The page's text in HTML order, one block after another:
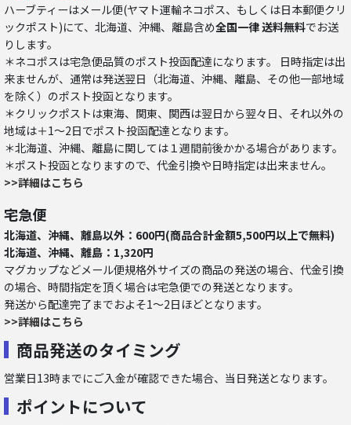
ハーブティーはメール便(ヤマト運輸ネコポス、もしくは日本郵便クリ
ックポスト)にて、北海道、沖縄、離島含め全国一律 送料無料でお送
りします。
＊ネコポスは宅急便品質のポスト投函配達になります。 日時指定は出
来ませんが、通常は発送翌日（北海道、沖縄、離島、その他一部地域
を除く）のポスト投函となります。
＊クリックポストは東海、関東、関西は翌日から翌々日、それ以外の
地域は＋1～2日でポスト投函配達となります。
＊北海道、沖縄、離島に関しては１週間前後かかる場合があります。
＊ポスト投函となりますので、代金引換や日時指定は出来ません。
>>詳細はこちら
宅急便
北海道、沖縄、離島以外：600円(商品合計金額5,500円以上で無料)
北海道、沖縄、離島：1,320円
マグカップなどメール便規格外サイズの商品の発送の場合、代金引換
の場合、時間指定を頂く場合は宅急便での発送となります。
発送から配達完了までおよそ1～2日ほどとなります。
>>詳細はこちら
商品発送のタイミング
営業日13時までにご入金が確認できた場合、当日発送となります。
ポイントについて